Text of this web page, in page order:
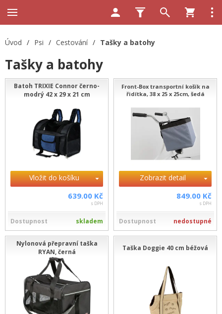
Úvod / Psi / Cestování / Tašky a batohy
Tašky a batohy
Batoh TRIXIE Connor černo-
modrý 42 x 29 x 21 cm
Vložit do košíku
639.00 Kč
s DPH
Dostupnost skladem
Front-Box transportní košík na
řidítka, 38 x 25 x 25cm, šedá
Zobrazit detail
849.00 Kč
s DPH
Dostupnost nedostupné
Nylonová přepravní taška
RYAN, černá
Taška Doggie 40 cm béžová